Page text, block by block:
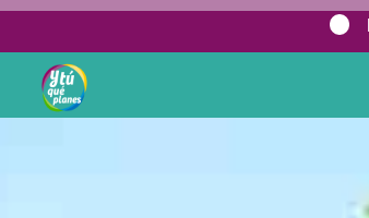
Home/Blog viajero